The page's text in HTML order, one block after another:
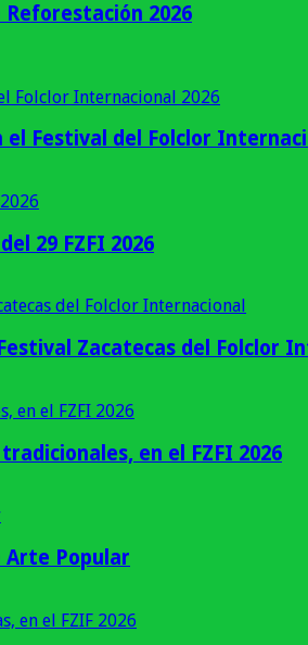
2026
Festival del Folclor
29 FZFI 2026
Zacatecas del Folclor
en el FZFI 2026
Arte Popular